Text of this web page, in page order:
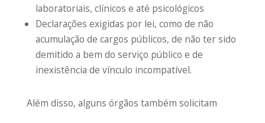
laboratoriais, clínicos e até psicológicos
Declarações exigidas por lei, como de não
acumulação de cargos públicos, de não ter sido
demitido a bem do serviço público e de
inexistência de vínculo incompatível.
Além disso, alguns órgãos também solicitam